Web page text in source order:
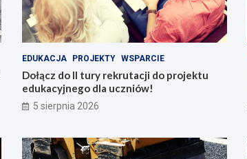
EDUKACJA PROJEKTY WSPARCIE
Dołącz do II tury rekrutacji do projektu
edukacyjnego dla uczniów!
5 sierpnia 2026